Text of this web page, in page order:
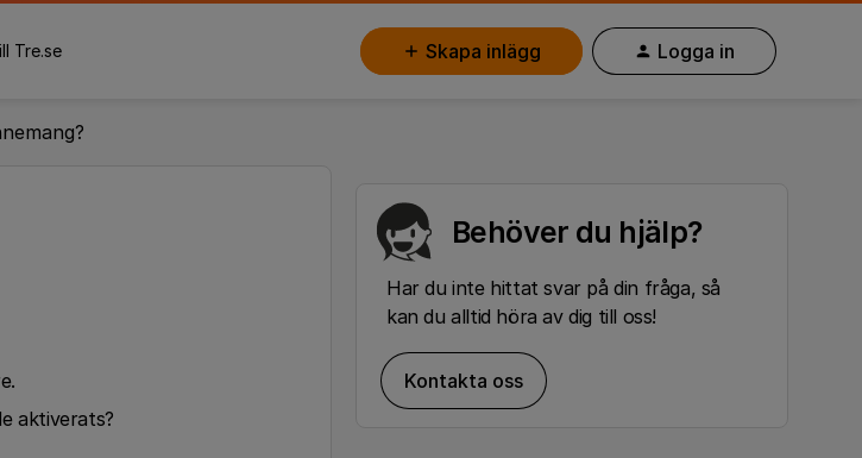
Tre.se Skapa inlägg Logga in
aktiverats?
Behöver du hjälp?
Har du inte hittat svar på din fråga, så
kan du alltid höra av dig till oss!
Kontakta oss